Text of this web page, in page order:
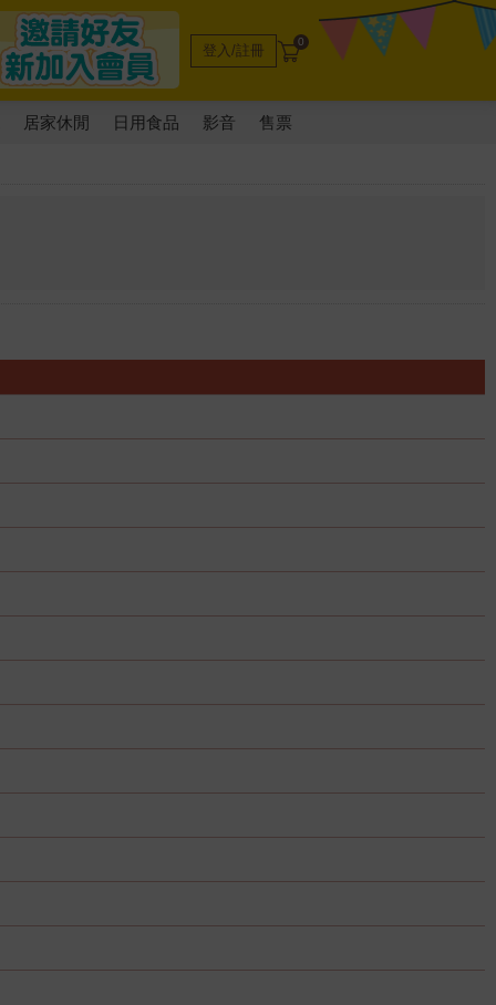
登入/註冊 0
居家休閒 日用食品 影音 售票